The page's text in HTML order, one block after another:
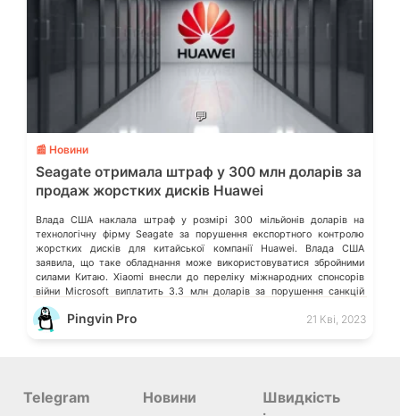
💬
📰 Новини
Seagate отримала штраф у 300 млн доларів за
продаж жорстких дисків Huawei
Влада США наклала штраф у розмірі 300 мільйонів доларів на
технологічну фірму Seagate за порушення експортного контролю
жорстких дисків для китайської компанії Huawei. Влада США
заявила, що таке обладнання може використовуватися збройними
силами Китаю. Xiaomi внесли до переліку міжнародних спонсорів
війни Microsoft виплатить 3.3 млн доларів за порушення санкцій
щодо росії США заборонила американським компаніям […]
Pingvin Pro 21 Кві, 2023
Telegram
Новини
Швидкість